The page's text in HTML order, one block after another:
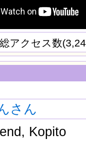
総アクセス数
さん
Kopito